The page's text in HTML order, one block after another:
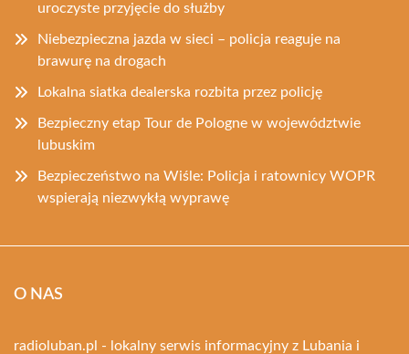
uroczyste przyjęcie do służby
Niebezpieczna jazda w sieci – policja reaguje na
brawurę na drogach
Lokalna siatka dealerska rozbita przez policję
Bezpieczny etap Tour de Pologne w województwie
lubuskim
Bezpieczeństwo na Wiśle: Policja i ratownicy WOPR
wspierają niezwykłą wyprawę
O NAS
radioluban.pl - lokalny serwis informacyjny z Lubania i